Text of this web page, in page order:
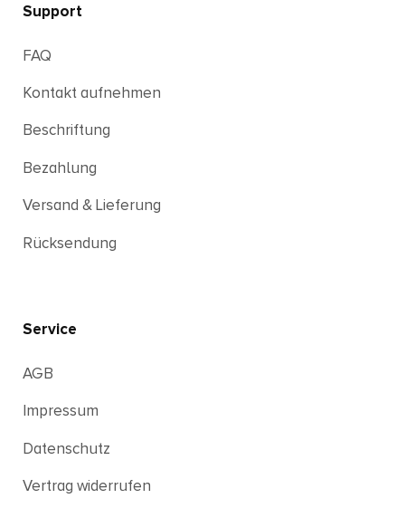
Support
FAQ
Kontakt aufnehmen
Beschriftung
Bezahlung
Versand & Lieferung
Rücksendung
Service
AGB
Impressum
Datenschutz
Vertrag widerrufen